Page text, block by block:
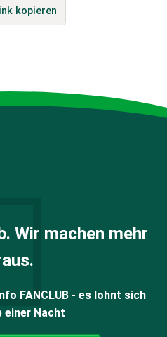
kopieren
Wir machen mehr
FANCLUB - es lohnt sich
einer Nacht